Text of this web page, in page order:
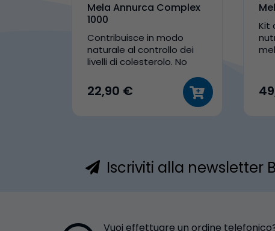
Mela Annurca Complex
1000
Contribuisce in modo
naturale al controllo dei
livelli di colesterolo. No
22,90 €
Kit
Iscriviti alla newsletter
Vuoi effettuare un ordine